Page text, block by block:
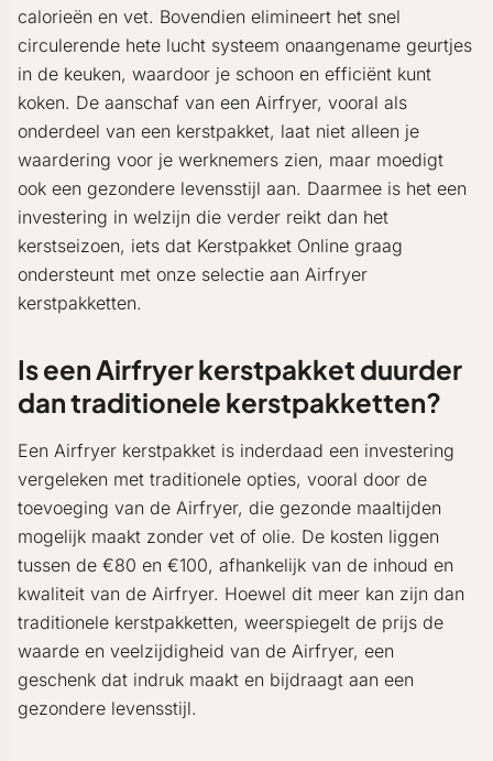
calorieën en vet. Bovendien elimineert het snel
circulerende hete lucht systeem onaangename geurtjes
in de keuken, waardoor je schoon en efficiënt kunt
koken. De aanschaf van een Airfryer, vooral als
onderdeel van een kerstpakket, laat niet alleen je
waardering voor je werknemers zien, maar moedigt
ook een gezondere levensstijl aan. Daarmee is het een
investering in welzijn die verder reikt dan het
kerstseizoen, iets dat Kerstpakket Online graag
ondersteunt met onze selectie aan Airfryer
kerstpakketten.
Is een Airfryer kerstpakket duurder
dan traditionele kerstpakketten?
Een Airfryer kerstpakket is inderdaad een investering
vergeleken met traditionele opties, vooral door de
toevoeging van de Airfryer, die gezonde maaltijden
mogelijk maakt zonder vet of olie. De kosten liggen
tussen de €80 en €100, afhankelijk van de inhoud en
kwaliteit van de Airfryer. Hoewel dit meer kan zijn dan
traditionele kerstpakketten, weerspiegelt de prijs de
waarde en veelzijdigheid van de Airfryer, een
geschenk dat indruk maakt en bijdraagt aan een
gezondere levensstijl.